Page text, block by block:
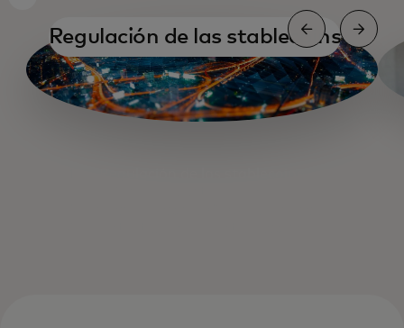
Regulación de las stablecoins